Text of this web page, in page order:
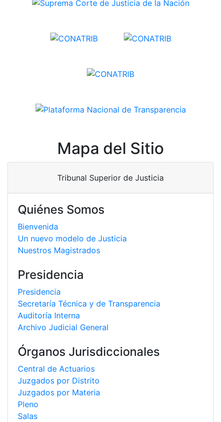
Mapa del Sitio
Tribunal Superior de Justicia
Quiénes Somos
Bienvenida
Un nuevo modelo de Justicia
Nuestros Magistrados
Presidencia
Presidencia
Secretaría Técnica y de Transparencia
Auditoría Interna
Archivo Judicial General
Órganos Jurisdiccionales
Central de Actuarios
Juzgados por Distrito
Juzgados por Materia
Pleno
Salas